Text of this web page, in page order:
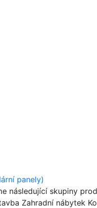
panely)
následující skupiny
Zahradní nábytek